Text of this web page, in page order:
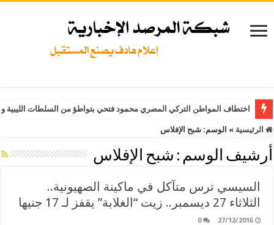
اختطاف المواطن التركي المصري محمود فتحي بتواطؤ من السلطات
الرئيسية » الوسم: شبح الإفلاس
أرشيف الوسم : شبح الإفلاس
السيسي ترس متآكل في ماكينة الصهيونية..
الثلاثاء 27 ديسمبر.. زيت “الغلابة” يقفز لـ 17 جنيها
27/12/2016
0